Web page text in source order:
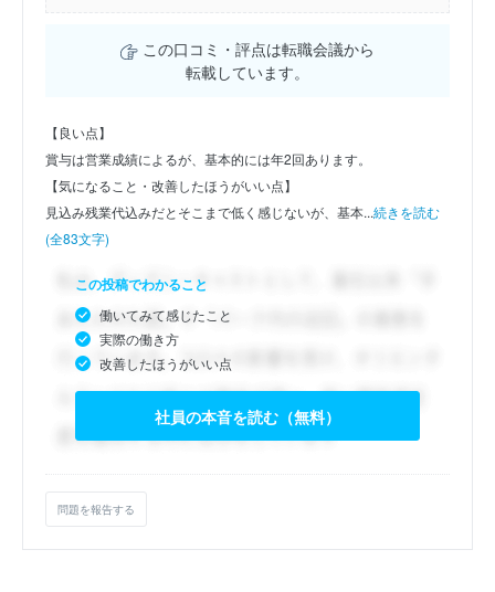
この口コミ・評点は転職会議から
転載しています。
【良い点】
賞与は営業成績によるが、基本的には年2回あります。
【気になること・改善したほうがいい点】
見込み残業代込みだとそこまで低く感じないが、基本...続きを読む
(全83文字)
この投稿でわかること
働いてみて感じたこと
実際の働き方
改善したほうがいい点
社員の本音を読む（無料）
問題を報告する